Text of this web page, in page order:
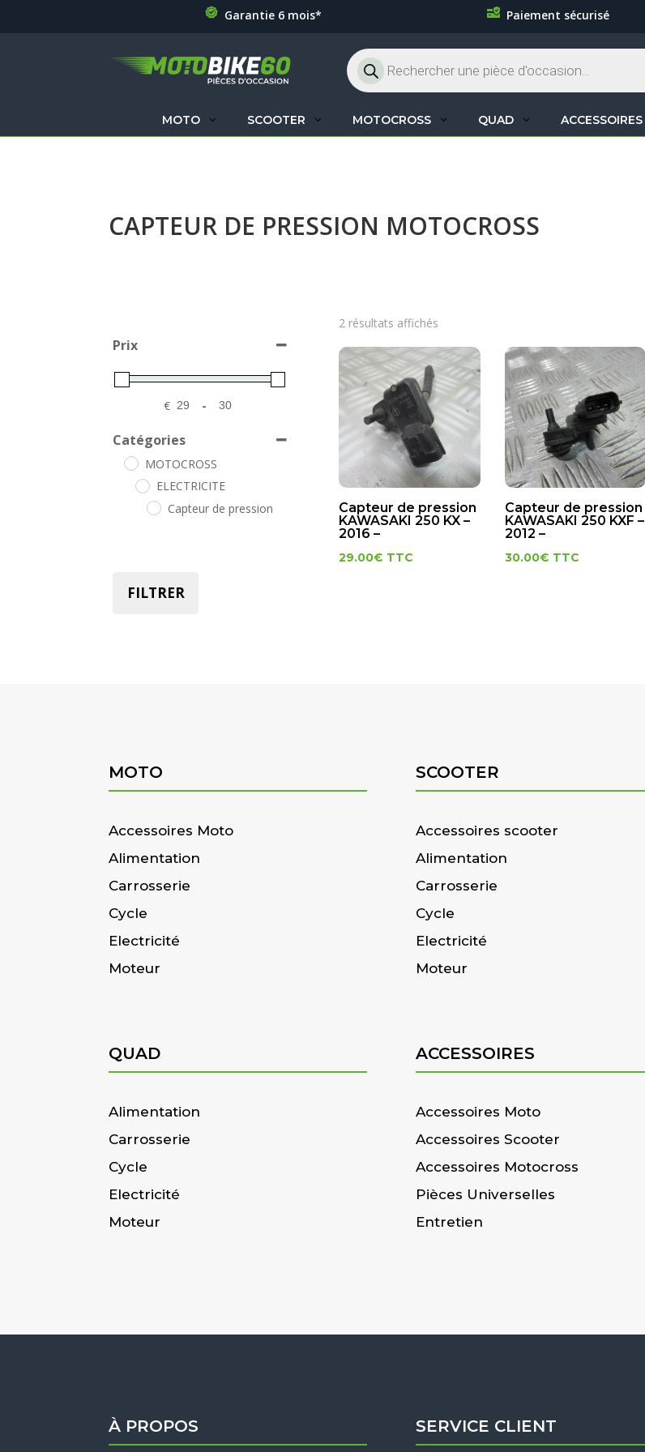
Garantie 6 mois* Paiement sécurisé
Recherche
de
produits
MOTO SCOOTER MOTOCROSS QUAD ACCESSOIRES
CAPTEUR DE PRESSION MOTOCROSS
Prix
€
Minimum Price
-
Maximum Price
Catégories
MOTOCROSS
ELECTRICITE
Capteur de pression
FILTRER
2 résultats affichés
Capteur de pression
KAWASAKI 250 KX –
2016 –
29.00€ TTC
Capteur de pression
KAWASAKI 250 KXF –
2012 –
30.00€ TTC
MOTO
Accessoires Moto
Alimentation
Carrosserie
Cycle
Electricité
Moteur
SCOOTER
Accessoires scooter
Alimentation
Carrosserie
Cycle
Electricité
Moteur
QUAD
Alimentation
Carrosserie
Cycle
Electricité
Moteur
ACCESSOIRES
Accessoires Moto
Accessoires Scooter
Accessoires Motocross
Pièces Universelles
Entretien
À PROPOS SERVICE CLIENT